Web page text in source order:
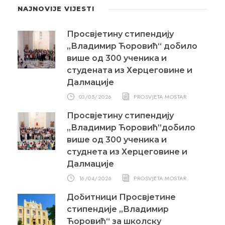
NAJNOVIJE VIJESTI
Просвјетину стипендију
„Владимир Ћоровић“ добило
више од 300 ученика и
студената из Херцеговине и
Далмације
03/05/2026 PROSVJETA MOSTAR
Просвјетину стипендију
„Владимир Ћоровић”добило
више од 300 ученика и
студнета из Херцеговине и
Далмације
16/04/2026 PROSVJETA MOSTAR
Добитници Просвјетине
стипендије „Владимир
Ћоровић“ за школску